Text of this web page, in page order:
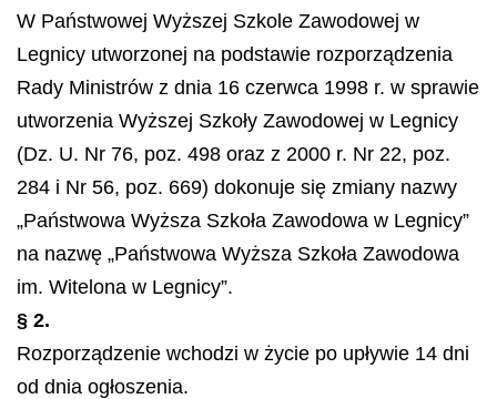
W Państwowej Wyższej Szkole Zawodowej w
Legnicy utworzonej na podstawie rozporządzenia
Rady Ministrów z dnia 16 czerwca 1998 r. w sprawie
utworzenia Wyższej Szkoły Zawodowej w Legnicy
(Dz. U. Nr 76, poz. 498 oraz z 2000 r. Nr 22, poz.
284 i Nr 56, poz. 669) dokonuje się zmiany nazwy
„Państwowa Wyższa Szkoła Zawodowa w Legnicy”
na nazwę „Państwowa Wyższa Szkoła Zawodowa
im. Witelona w Legnicy”.
§ 2.
Rozporządzenie wchodzi w życie po upływie 14 dni
od dnia ogłoszenia.